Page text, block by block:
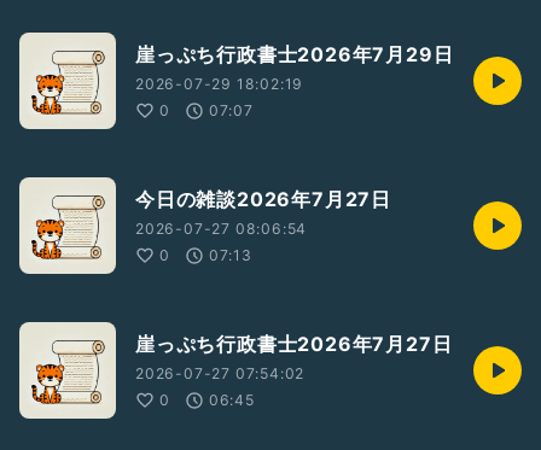
崖っぷち行政書士2026年7月29日
2026-07-29 18:02:19
0
07:07
今日の雑談2026年7月27日
2026-07-27 08:06:54
0
07:13
崖っぷち行政書士2026年7月27日
2026-07-27 07:54:02
0
06:45